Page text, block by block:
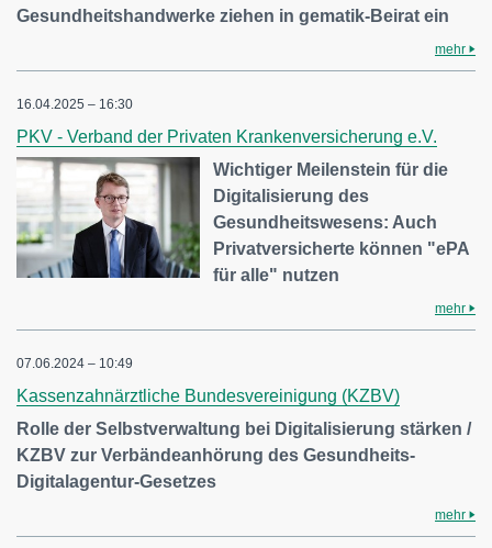
Gesundheitshandwerke ziehen in gematik-Beirat ein
mehr
16.04.2025 – 16:30
PKV - Verband der Privaten Krankenversicherung e.V.
Wichtiger Meilenstein für die
Digitalisierung des
Gesundheitswesens: Auch
Privatversicherte können "ePA
für alle" nutzen
mehr
07.06.2024 – 10:49
Kassenzahnärztliche Bundesvereinigung (KZBV)
Rolle der Selbstverwaltung bei Digitalisierung stärken /
KZBV zur Verbändeanhörung des Gesundheits-
Digitalagentur-Gesetzes
mehr